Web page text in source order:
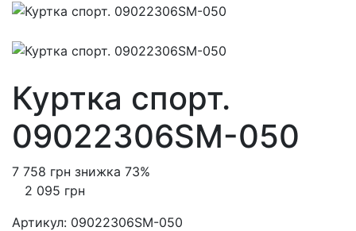
Куртка спорт.
09022306SM-050
7 758 грн знижка 73%
2 095 грн
Артикул: 09022306SM-050